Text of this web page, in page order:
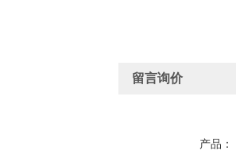
留言询价
产品：